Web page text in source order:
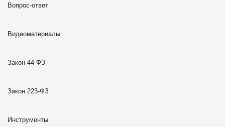
Вопрос-ответ
Видеоматериалы
Закон 44-ФЗ
Закон 223-ФЗ
Инструменты